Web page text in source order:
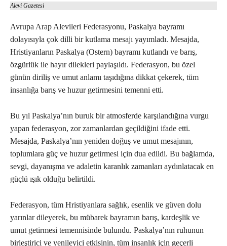
Alevi Gazetesi
Avrupa Arap Alevileri Federasyonu, Paskalya bayramı
dolayısıyla çok dilli bir kutlama mesajı yayımladı. Mesajda,
Hristiyanların Paskalya (Ostern) bayramı kutlandı ve barış,
özgürlük ile hayır dilekleri paylaşıldı. Federasyon, bu özel
günün diriliş ve umut anlamı taşıdığına dikkat çekerek, tüm
insanlığa barış ve huzur getirmesini temenni etti.
Bu yıl Paskalya’nın buruk bir atmosferde karşılandığına vurgu
yapan federasyon, zor zamanlardan geçildiğini ifade etti.
Mesajda, Paskalya’nın yeniden doğuş ve umut mesajının,
toplumlara güç ve huzur getirmesi için dua edildi. Bu bağlamda,
sevgi, dayanışma ve adaletin karanlık zamanları aydınlatacak en
güçlü ışık olduğu belirtildi.
Federasyon, tüm Hristiyanlara sağlık, esenlik ve güven dolu
yarınlar dileyerek, bu mübarek bayramın barış, kardeşlik ve
umut getirmesi temennisinde bulundu. Paskalya’nın ruhunun
birleştirici ve yenileyici etkisinin, tüm insanlık için geçerli